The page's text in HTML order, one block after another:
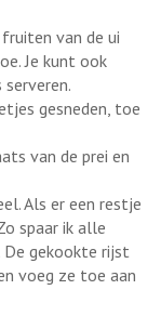
van de ui
Je kunt ook
gesneden, toe
van de prei en
Als er een restje
spaar ik alle
De gekookte rijst
voeg ze toe aan